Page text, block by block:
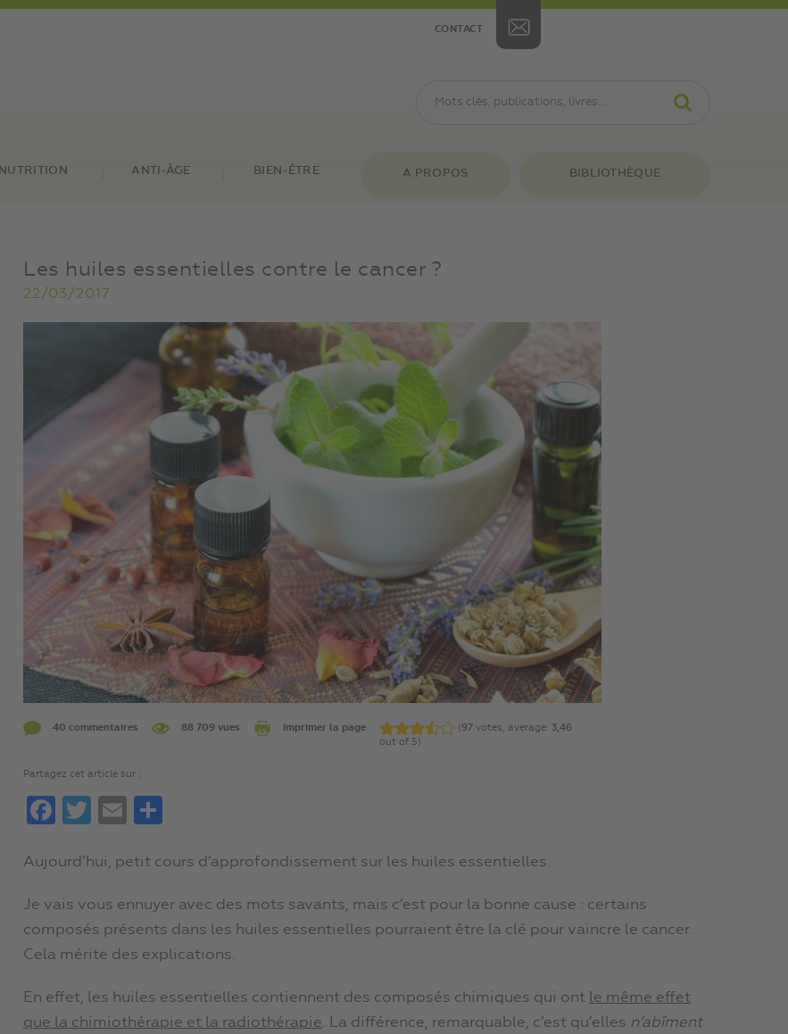
CONTACT
NUTRITION ANTI-ÂGE BIEN-ÊTRE A PROPOS BIBLIOTHÈQUE
Les huiles essentielles contre le cancer ?
22/03/2017
40 commentaires 88 709 vues Imprimer la page (97 votes, average: 3,46
out of 5)
Partagez cet article sur :
FacebookTwitterEmail
Aujourd’hui, petit cours d’approfondissement sur les huiles essentielles.
Je vais vous ennuyer avec des mots savants, mais c’est pour la bonne cause : certains
composés présents dans les huiles essentielles pourraient être la clé pour vaincre le cancer.
Cela mérite des explications.
En effet, les huiles essentielles contiennent des composés chimiques qui ont le même effet
que la chimiothérapie et la radiothérapie. La différence, remarquable, c’est qu’elles n’abîment